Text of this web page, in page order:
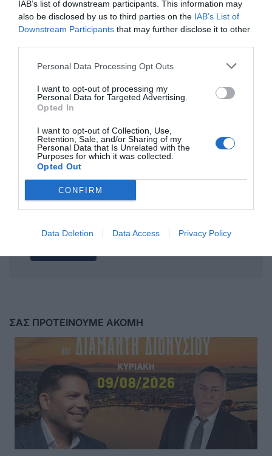
IAB’s list of downstream participants. This information may
also be disclosed by us to third parties on the IAB’s List of
Downstream Participants that may further disclose it to other
Personal Data Processing Opt Outs
I want to opt-out of processing my
Personal Data for Targeted Advertising.
Opted In
I want to opt-out of Collection, Use,
Retention, Sale, and/or Sharing of my
Personal Data that Is Unrelated with the
Purposes for which it was collected.
Opted Out
CONFIRM
Data Deletion Data Access Privacy Policy
ΤΙΤΛΟΣ
ΣΧΟΛΙΟ
ΣΑΣ ΠΡΟΤΕΙΝΟΥΜΕ ΑΚΟΜΗ